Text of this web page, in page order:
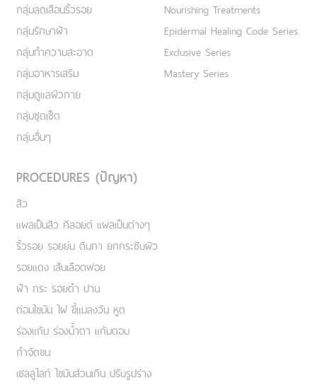
กลุ่มลดเลือนริ้วรอย
กลุ่มรักษาฝ้า
กลุ่มทำความสะอาด
กลุ่มอาหารเสริม
กลุ่มดูแลผิวกาย
กลุ่มชุดเซ็ต
กลุ่มอื่นๆ
Nourishing Treatments
Epidermal Healing Code Series
Exclusive Series
Mastery Series
PROCEDURES (ปัญหา)
สิว
แผลเป็นสิว คีลอยด์ แผลเป็นต่างๆ
ริ้วรอย รอยย่น ตีนกา ยกกระชับผิว
รอยแดง เส้นเลือดฟอย
ฝ้า กระ รอยดำ ปาน
ต่อมไขมัน ไฝ ขี้แมลงวัน หูด
ร่องแก้ม ร่องน้ำตา แก้มตอบ
กำจัดขน
เชลลูไลท์ ไขมันส่วนเกิน ปรับรูปร่าง